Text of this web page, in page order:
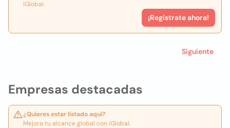
Empresas destacadas
¿Quieres estar listado aquí?
Mejora tu alcance global con iGlobal.
iGlobal.
¡Registrate ahora!
Siguiente